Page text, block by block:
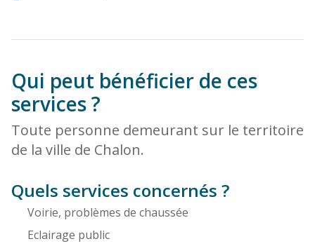
Qui peut bénéficier de ces
services ?
Toute personne demeurant sur le territoire
de la ville de Chalon.
Quels services concernés ?
Voirie, problèmes de chaussée
Eclairage public